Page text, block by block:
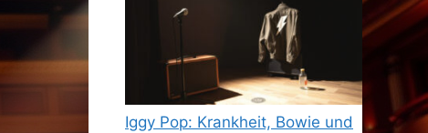
Iggy Pop: Krankheit, Bowie und